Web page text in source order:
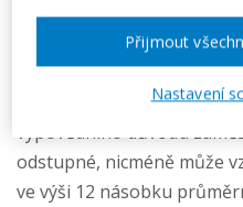
lékařským posudkem
pracovnělékařských
kterého bude jasně
zdravotní způsobilosti
výpovědního důvodu
odstupné, nicméně může
ve výši 12 násobku
Nastavení
Přijmout